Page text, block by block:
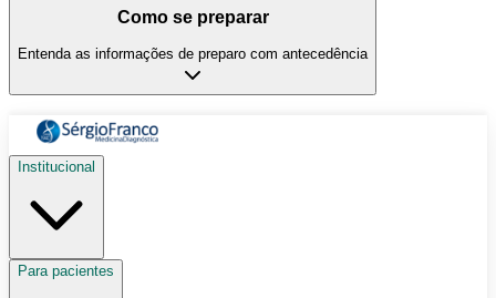
Como se preparar
Entenda as informações de preparo com antecedência
Institucional
Para pacientes